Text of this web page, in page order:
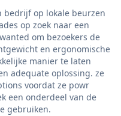
bedrijf op lokale beurzen
op zoek naar een
om bezoekers de
en ergonomische
manier te laten
adequate oplossing. ze
voordat ze powr
een onderdeel van de
gebruiken.